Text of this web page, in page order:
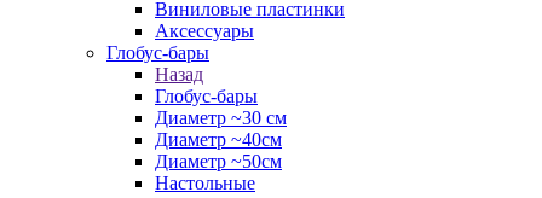
Виниловые пластинки
Аксессуары
Глобус-бары
Назад
Глобус-бары
Диаметр ~30 см
Диаметр ~40см
Диаметр ~50см
Настольные